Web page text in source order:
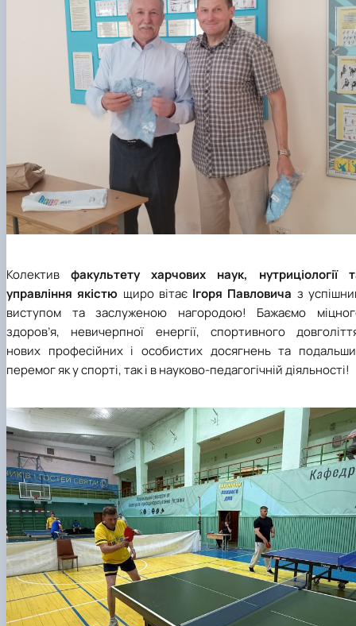
Колектив факультету харчових наук, нутриціології
управління якістю щиро вітає Ігоря Павловича з
виступом та заслуженою нагородою! Бажаємо
здоров’я, невичерпної енергії, спортивного
нових професійних і особистих досягнень та
перемог як у спорті, так і в науково-педагогічній діяльності!